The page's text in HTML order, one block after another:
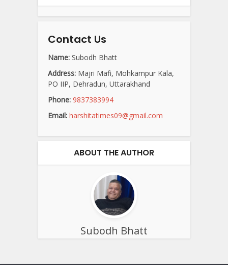
Contact Us
Name: Subodh Bhatt
Address: Majri Mafi, Mohkampur Kala,
PO IIP, Dehradun, Uttarakhand
Phone: 9837383994
Email: harshitatimes09@gmail.com
ABOUT THE AUTHOR
Subodh Bhatt